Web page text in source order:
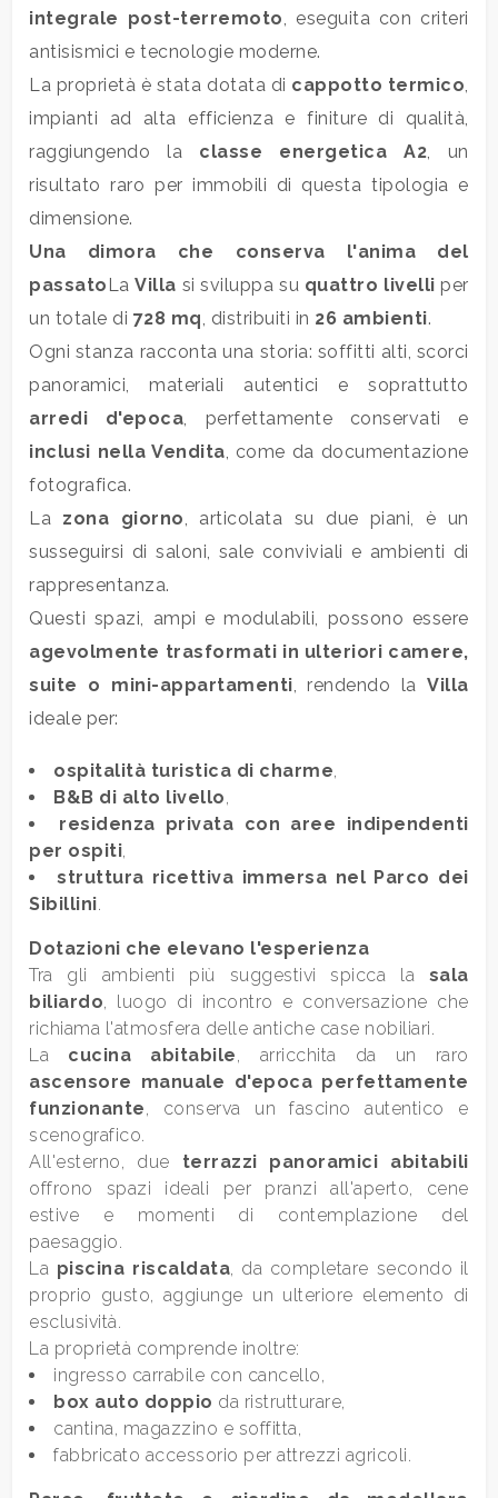
integrale post-terremoto, eseguita con criteri
antisismici e tecnologie moderne.
La proprietà è stata dotata di cappotto termico,
impianti ad alta efficienza e finiture di qualità,
raggiungendo la classe energetica A2, un
risultato raro per immobili di questa tipologia e
dimensione.
Una dimora che conserva l'anima del
passatoLaVilla si sviluppa su quattro livelli per
un totale di 728 mq, distribuiti in 26 ambienti.
Ogni stanza racconta una storia: soffitti alti, scorci
panoramici, materiali autentici e soprattutto
arredi d'epoca, perfettamente conservati e
inclusi nellaVendita, come da documentazione
fotografica.
La zona giorno, articolata su due piani, è un
susseguirsi di saloni, sale conviviali e ambienti di
rappresentanza.
Questi spazi, ampi e modulabili, possono essere
agevolmente trasformati in ulteriori camere,
suite o mini-appartamenti, rendendo laVilla
ideale per:
ospitalità turistica di charme,
B&B di alto livello,
residenza privata con aree indipendenti
per ospiti,
struttura ricettiva immersa nel Parco dei
Sibillini.
Dotazioni che elevano l'esperienza
Tra gli ambienti più suggestivi spicca la sala
biliardo, luogo di incontro e conversazione che
richiama l'atmosfera delle antiche case nobiliari.
La cucina abitabile, arricchita da un raro
ascensore manuale d'epoca perfettamente
funzionante, conserva un fascino autentico e
scenografico.
All'esterno, due terrazzi panoramici abitabili
offrono spazi ideali per pranzi all'aperto, cene
estive e momenti di contemplazione del
paesaggio.
La piscina riscaldata, da completare secondo il
proprio gusto, aggiunge un ulteriore elemento di
esclusività.
La proprietà comprende inoltre:
ingresso carrabile con cancello,
box auto doppio da ristrutturare,
cantina, magazzino e soffitta,
fabbricato accessorio per attrezzi agricoli.
Locali
minimi
Qualsiasi
1
2
3
Bagni
Qualsiasi
3
5
5+
Camere
minime
Qualsiasi
1
2